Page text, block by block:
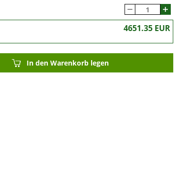
4651.35 EUR
In den Warenkorb legen